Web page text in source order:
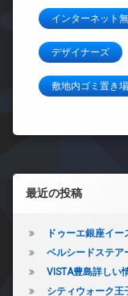
インターネット
デザイナーズ
敷地内ゴミ置き場
左サイドバー
最近の投稿
ドゥーエ銀座イ
ベルシードステア
VISTA豊島詳しい
シティウォーク王